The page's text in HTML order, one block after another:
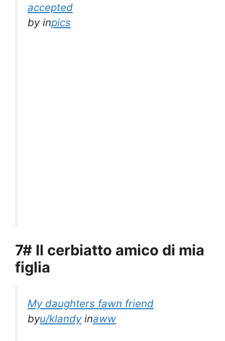
accepted
byinpics
7# Il cerbiatto amico di mia
figlia
My daughters fawn friend
byu/klandyinaww